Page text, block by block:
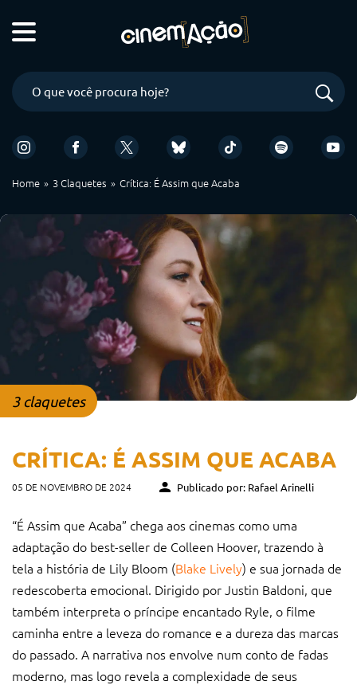
Home 3 Claquetes Crítica: É Assim que Acaba
3 claquetes
CRÍTICA: É ASSIM QUE ACABA
05 DE NOVEMBRO DE 2024 Publicado por: Rafael Arinelli
“É Assim que Acaba” chega aos cinemas como uma
adaptação do best-seller de Colleen Hoover, trazendo à
tela a história de Lily Bloom (Blake Lively) e sua jornada de
redescoberta emocional. Dirigido por Justin Baldoni, que
também interpreta o príncipe encantado Ryle, o filme
caminha entre a leveza do romance e a dureza das marcas
do passado. A narrativa nos envolve num conto de fadas
moderno, mas logo revela a complexidade de seus